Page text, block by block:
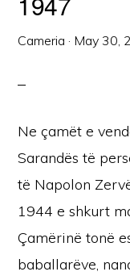
Cameria · May 30,
Ne çamët e
Sarandës të
të Napolon
1944 e shkurt
Çamërinë tonë
baballarëve,